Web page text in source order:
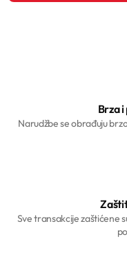
Brza
Narudžbe se obrađuju
Sve transakcije zaštićene